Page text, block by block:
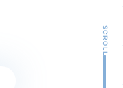
SCROLL